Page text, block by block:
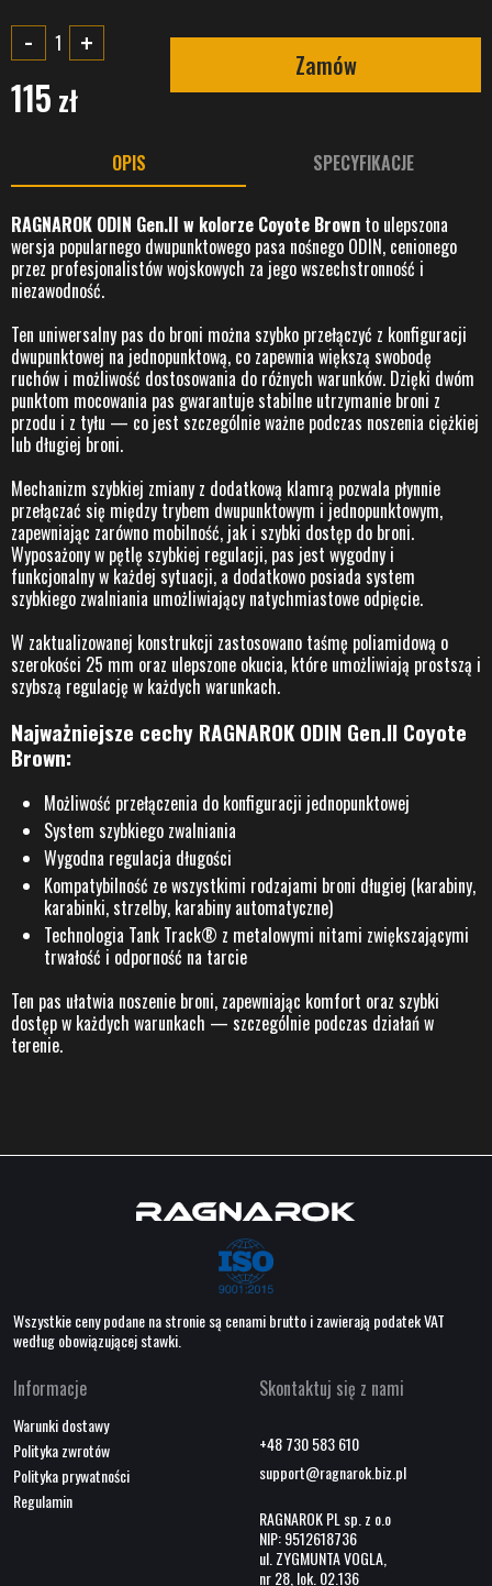
- +
115 zł
Zamów
OPIS SPECYFIKACJE
RAGNAROK ODIN Gen.II w kolorze Coyote Brown to ulepszona
wersja popularnego dwupunktowego pasa nośnego ODIN, cenionego
przez profesjonalistów wojskowych za jego wszechstronność i
niezawodność.
Ten uniwersalny pas do broni można szybko przełączyć z konfiguracji
dwupunktowej na jednopunktową, co zapewnia większą swobodę
ruchów i możliwość dostosowania do różnych warunków. Dzięki dwóm
punktom mocowania pas gwarantuje stabilne utrzymanie broni z
przodu i z tyłu — co jest szczególnie ważne podczas noszenia ciężkiej
lub długiej broni.
Mechanizm szybkiej zmiany z dodatkową klamrą pozwala płynnie
przełączać się między trybem dwupunktowym i jednopunktowym,
zapewniając zarówno mobilność, jak i szybki dostęp do broni.
Wyposażony w pętlę szybkiej regulacji, pas jest wygodny i
funkcjonalny w każdej sytuacji, a dodatkowo posiada system
szybkiego zwalniania umożliwiający natychmiastowe odpięcie.
W zaktualizowanej konstrukcji zastosowano taśmę poliamidową o
szerokości 25 mm oraz ulepszone okucia, które umożliwiają prostszą i
szybszą regulację w każdych warunkach.
Najważniejsze cechy RAGNAROK ODIN Gen.II Coyote
Brown:
Możliwość przełączenia do konfiguracji jednopunktowej
System szybkiego zwalniania
Wygodna regulacja długości
Kompatybilność ze wszystkimi rodzajami broni długiej (karabiny,
karabinki, strzelby, karabiny automatyczne)
Technologia Tank Track® z metalowymi nitami zwiększającymi
trwałość i odporność na tarcie
Ten pas ułatwia noszenie broni, zapewniając komfort oraz szybki
dostęp w każdych warunkach — szczególnie podczas działań w
terenie.
Wszystkie ceny podane na stronie są cenami brutto i zawierają podatek VAT
według obowiązującej stawki.
Informacje
Warunki dostawy
Polityka zwrotów
Polityka prywatności
Regulamin
Skontaktuj się z nami
+48 730 583 610
support@ragnarok.biz.pl
RAGNAROK PL sp. z o.o
NIP: 9512618736
ul. ZYGMUNTA VOGLA,
nr 28, lok. 02.136